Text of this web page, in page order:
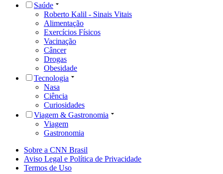
Saúde
Roberto Kalil - Sinais Vitais
Alimentação
Exercícios Físicos
Vacinação
Câncer
Drogas
Obesidade
Tecnologia
Nasa
Ciência
Curiosidades
Viagem & Gastronomia
Viagem
Gastronomia
Sobre a CNN Brasil
Aviso Legal e Política de Privacidade
Termos de Uso